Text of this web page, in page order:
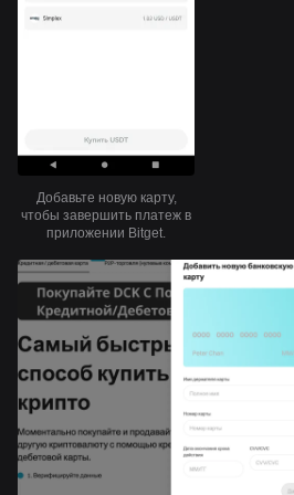
Добавьте новую карту,
чтобы завершить платеж в
приложении Bitget.